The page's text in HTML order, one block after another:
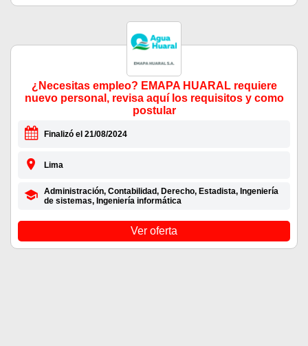
¿Necesitas empleo? EMAPA HUARAL requiere
nuevo personal, revisa aquí los requisitos y como
postular
Finalizó el 21/08/2024
Lima
Administración, Contabilidad, Derecho, Estadista, Ingeniería
de sistemas, Ingeniería informática
Ver oferta